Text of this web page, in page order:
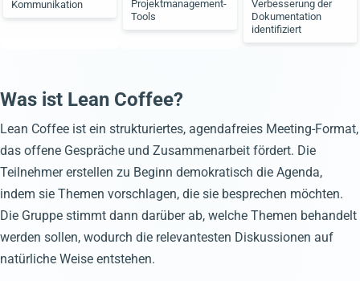
Kommunikation
Projektmanagement-
Tools
Verbesserung der
Dokumentation
identifiziert
Was ist Lean Coffee?
Lean Coffee ist ein strukturiertes, agendafreies Meeting-Format,
das offene Gespräche und Zusammenarbeit fördert. Die
Teilnehmer erstellen zu Beginn demokratisch die Agenda,
indem sie Themen vorschlagen, die sie besprechen möchten.
Die Gruppe stimmt dann darüber ab, welche Themen behandelt
werden sollen, wodurch die relevantesten Diskussionen auf
natürliche Weise entstehen.